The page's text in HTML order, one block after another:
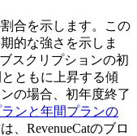
合を示します。
この
的な強さを示しま
スクリプションの初
ともに上昇する傾
の場合、初年度終了
ランと年間プランの
、RevenueCatのブロ